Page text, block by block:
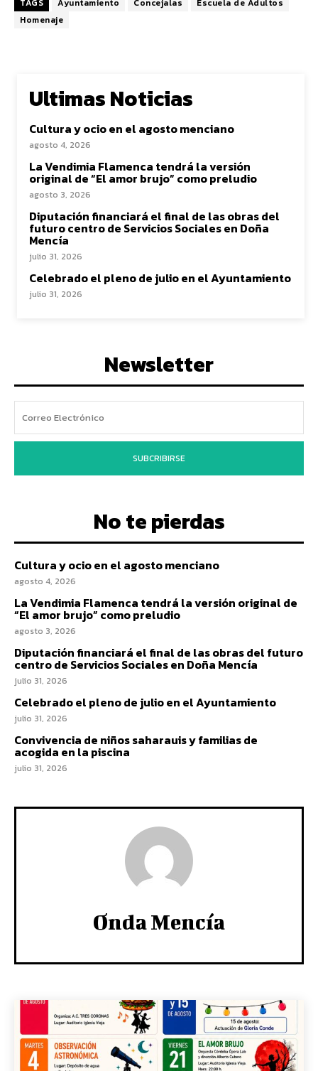
TAGS Ayuntamiento Concejalas
Escuela de Adultos
Homenaje
Ultimas Noticias
Cultura y ocio en el agosto menciano
agosto 4, 2026
La Vendimia Flamenca tendrá la versión
original de “El amor brujo” como preludio
agosto 3, 2026
Diputación financiará el final de las obras del
futuro centro de Servicios Sociales en Doña
Mencía
julio 31, 2026
Celebrado el pleno de julio en el Ayuntamiento
julio 31, 2026
Newsletter
SUBCRIBIRSE
No te pierdas
Cultura y ocio en el agosto menciano
agosto 4, 2026
La Vendimia Flamenca tendrá la versión original de
“El amor brujo” como preludio
agosto 3, 2026
Diputación financiará el final de las obras del futuro
centro de Servicios Sociales en Doña Mencía
julio 31, 2026
Celebrado el pleno de julio en el Ayuntamiento
julio 31, 2026
Convivencia de niños saharauis y familias de
acogida en la piscina
julio 31, 2026
Onda Mencía